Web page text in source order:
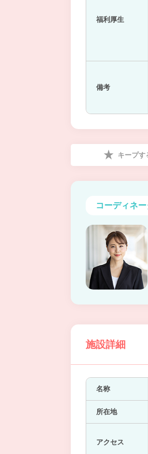
福利厚生
備考
キープす
コーディネ
施設詳細
名称
所在地
アクセス